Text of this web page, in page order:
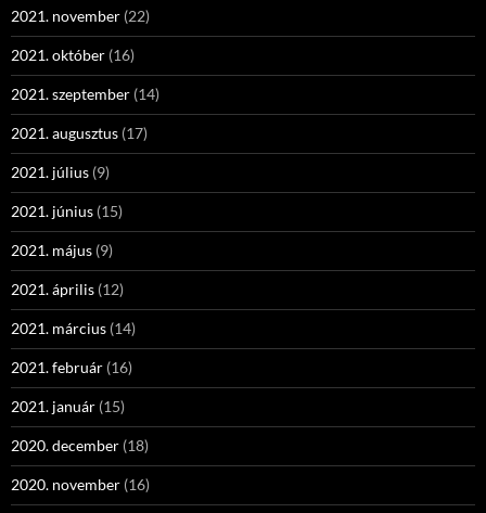
2021. november (22)
2021. október (16)
2021. szeptember (14)
2021. augusztus (17)
2021. július (9)
2021. június (15)
2021. május (9)
2021. április (12)
2021. március (14)
2021. február (16)
2021. január (15)
2020. december (18)
2020. november (16)